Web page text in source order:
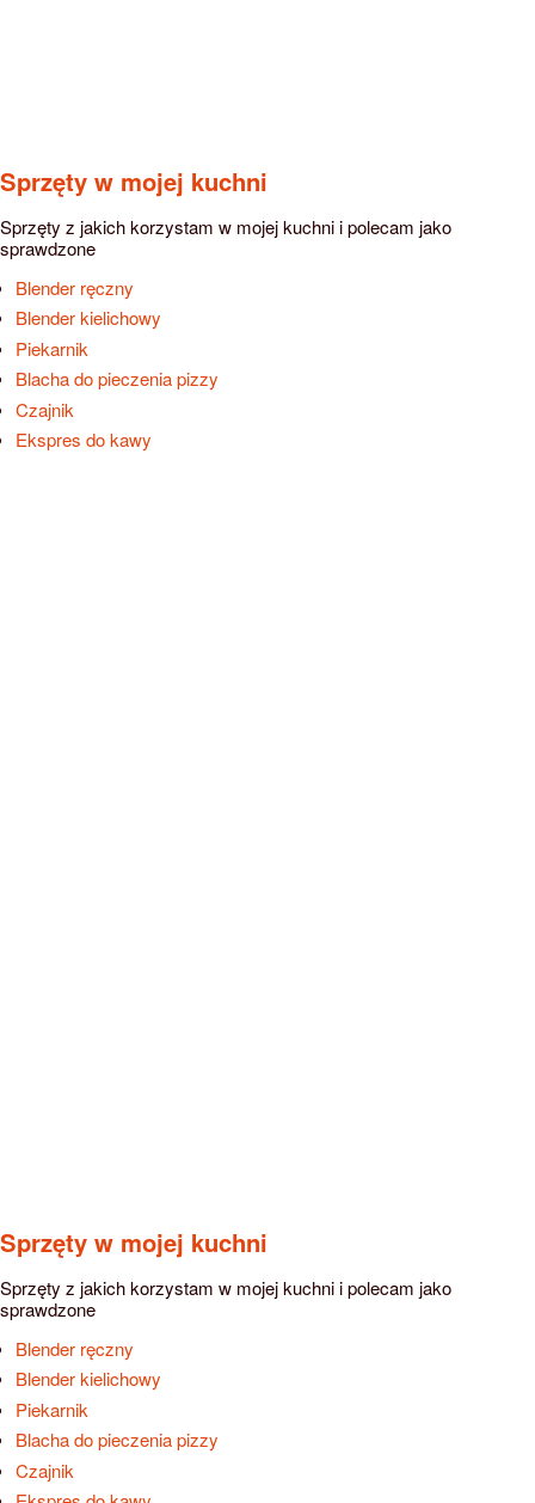
Sprzęty w mojej kuchni
Sprzęty z jakich korzystam w mojej kuchni i polecam jako
sprawdzone
Blender ręczny
Blender kielichowy
Piekarnik
Blacha do pieczenia pizzy
Czajnik
Ekspres do kawy
Sprzęty w mojej kuchni
Sprzęty z jakich korzystam w mojej kuchni i polecam jako
sprawdzone
Blender ręczny
Blender kielichowy
Piekarnik
Blacha do pieczenia pizzy
Czajnik